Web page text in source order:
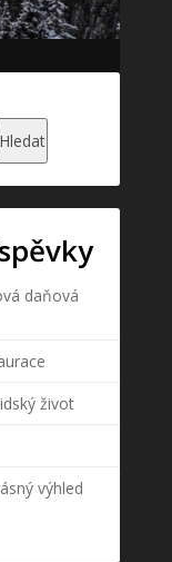
Hledat
daňová
život
výhled